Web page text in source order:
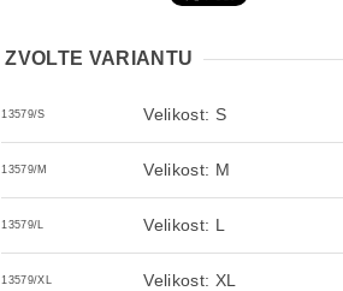
ZVOLTE VARIANTU
13579/S Velikost: S
13579/M Velikost: M
13579/L Velikost: L
13579/XL Velikost: XL